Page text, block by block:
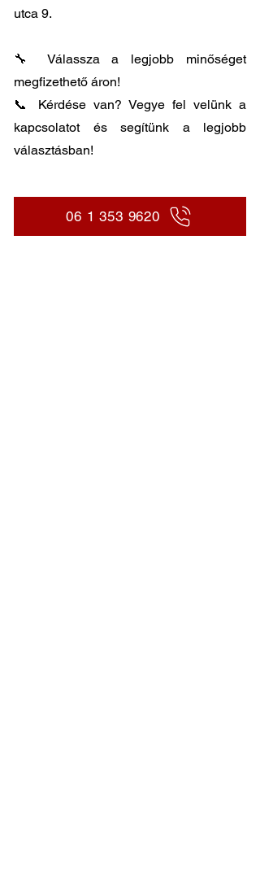
utca 9.
🔧 Válassza a legjobb minőséget
megfizethető áron!
📞 Kérdése van? Vegye fel velünk a
kapcsolatot és segítünk a legjobb
választásban!
06 1 353 9620